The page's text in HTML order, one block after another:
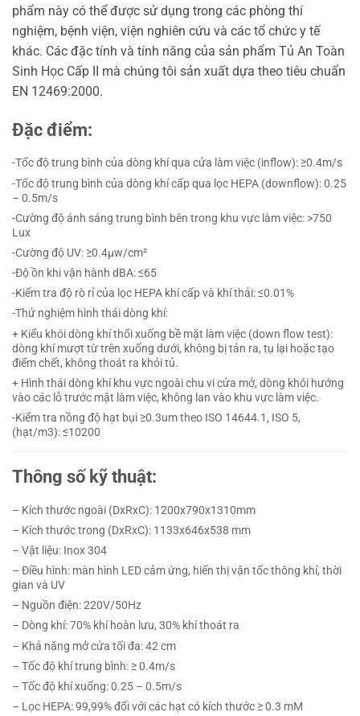
phẩm này có thể được sử dụng trong các phòng thí
nghiệm, bệnh viện, viện nghiên cứu và các tổ chức y tế
khác. Các đặc tính và tính năng của sản phẩm Tủ An Toàn
Sinh Học Cấp II mà chúng tôi sản xuất dựa theo tiêu chuẩn
EN 12469:2000.
Đặc điểm:
-Tốc độ trung bình của dòng khí qua cửa làm việc (inflow): ≥0.4m/s
-Tốc độ trung bình của dòng khí cấp qua lọc HEPA (downflow): 0.25
– 0.5m/s
-Cường độ ánh sáng trung bình bên trong khu vực làm việc: >750
Lux
-Cường độ UV: ≥0.4µw/cm²
-Độ ồn khi vận hành dBA: ≤65
-Kiểm tra độ rò rỉ của lọc HEPA khí cấp và khí thải: ≤0.01%
-Thử nghiệm hình thái dòng khí:
+ Kiểu khói dòng khí thổi xuống bề mặt làm việc (down flow test):
dòng khí mượt từ trên xuống dưới, không bị tản ra, tụ lại hoặc tạo
điểm chết, không thoát ra khỏi tủ.
+ Hình thái dòng khí khu vực ngoài chu vi cửa mở, dòng khói hướng
vào các lỗ trước mặt làm việc, không lan vào khu vực làm việc.
-Kiểm tra nồng độ hạt bụi ≥0.3um theo ISO 14644.1, ISO 5,
(hạt/m3): ≤10200
Thông số kỹ thuật:
– Kích thước ngoài (DxRxC): 1200x790x1310mm
– Kích thước trong (DxRxC): 1133x646x538 mm
– Vật liệu: Inox 304
– Điều hình: màn hình LED cảm ứng, hiển thị vận tốc thông khí, thời
gian và UV
– Nguồn điện: 220V/50Hz
– Dòng khí: 70% khí hoàn lưu, 30% khí thoát ra
– Khả năng mở cửa tối đa: 42 cm
– Tốc độ khí trung bình: ≥ 0.4m/s
– Tốc độ khí xuống: 0.25 – 0.5m/s
– Lọc HEPA: 99,99% đối với các hạt có kích thước ≥0.3 mM